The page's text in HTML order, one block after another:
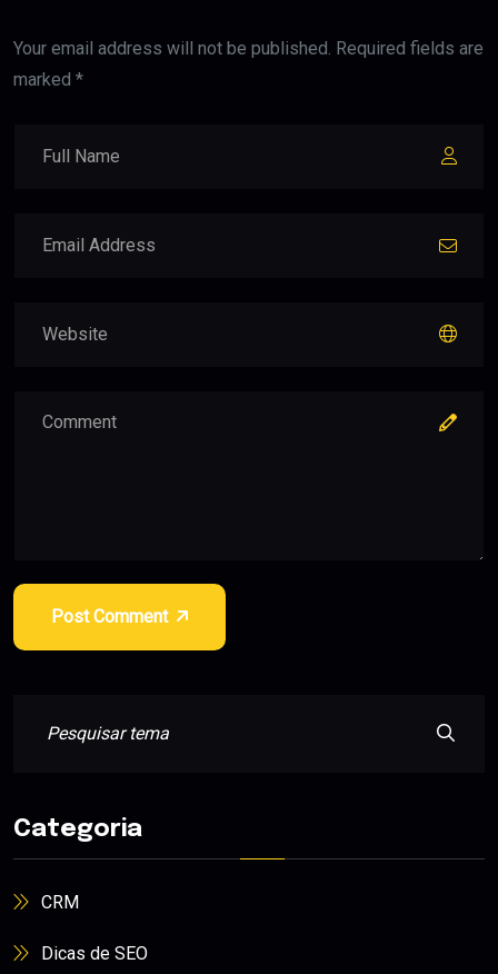
Your email address will not be published. Required fields are
marked *
Post Comment
Categoria
CRM
Dicas de SEO